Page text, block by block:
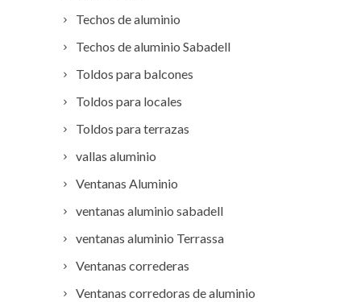
Techos de aluminio
Techos de aluminio Sabadell
Toldos para balcones
Toldos para locales
Toldos para terrazas
vallas aluminio
Ventanas Aluminio
ventanas aluminio sabadell
ventanas aluminio Terrassa
Ventanas correderas
Ventanas corredoras de aluminio